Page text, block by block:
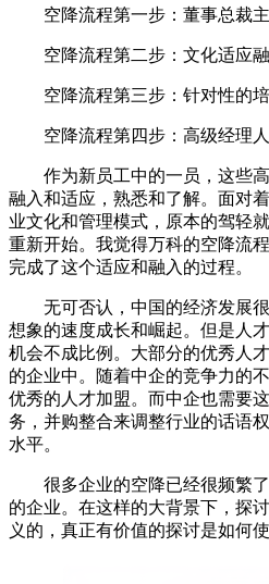
空降流程第一步：董事总裁主
空降流程第二步：文化适应融
空降流程第三步：针对性的培
空降流程第四步：高级经理人
作为新员工中的一员，这些高
融入和适应，熟悉和了解。面对
业文化和管理模式，原本的驾轻
重新开始。我觉得万科的空降流
完成了这个适应和融入的过程。
无可否认，中国的经济发展很
想象的速度成长和崛起。但是人
机会不成比例。大部分的优秀人
的企业中。随着中企的竞争力的
优秀的人才加盟。而中企也需要
务，并购整合来调整行业的话语
水平。
很多企业的空降已经很频繁了
的企业。在这样的大背景下，探
义的，真正有价值的探讨是如何